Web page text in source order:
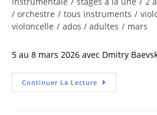
/ orchestre / tous instruments /
violoncelle / ados / adultes / mars
5 au 8 mars 2026 avec Dmitry
Continuer La Lecture